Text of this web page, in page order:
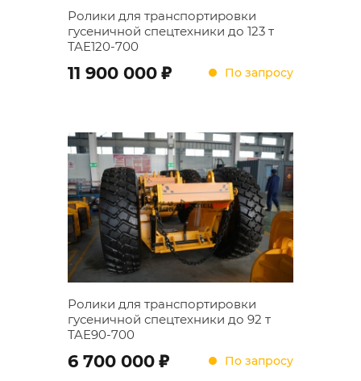
Ролики для транспортировки
гусеничной спецтехники до 123 т
TAE120-700
11 900 000 ; По запросу
Ролики для транспортировки
гусеничной спецтехники до 92 т
TAE90-700
6 700 000 ; По запросу